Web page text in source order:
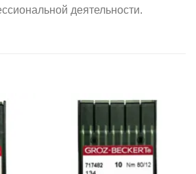
деятельности.